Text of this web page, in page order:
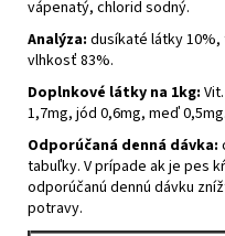
vápenatý, chlorid sodný.
Analýza: dusíkaté látky 10%,
vlhkosť 83%.
Doplnkové látky na 1kg:
1,7mg, jód 0,6mg, meď 0,5mg.
Odporúčaná denná dávka:
tabuľky. V prípade ak je pes
odporúčanú dennú dávku
potravy.